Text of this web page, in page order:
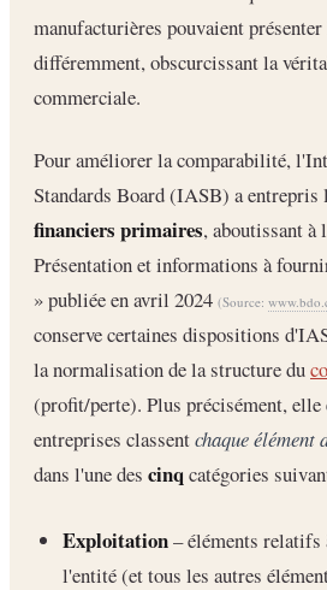
manufacturières pouvaient
différemment, obscurcissant la
commerciale.
Pour améliorer la comparabilité,
Standards Board (IASB) a entrepris
financiers primaires, aboutissant à
Présentation et informations à
» publiée en avril 2024 (Source:
conserve certaines dispositions
la normalisation de la structure du
(profit/perte). Plus précisément, elle
entreprises classentchaque élément
dans l'une des cinq catégories
Exploitation– éléments
l'entité (et tous les autres